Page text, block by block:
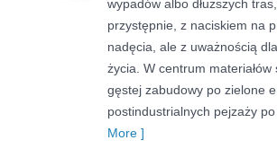
wypadów albo dłuższych
przystępnie, z naciskiem na
nadęcia, ale z uważnością
życia. W centrum
gęstej zabudowy po zielone
postindustrialnych pejzaży
More ]